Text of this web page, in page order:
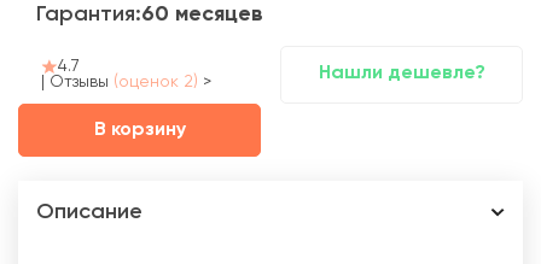
Гарантия:60 месяцев
4.7
Отзывы (оценок 2) > Нашли дешевле?
В корзину
Описание